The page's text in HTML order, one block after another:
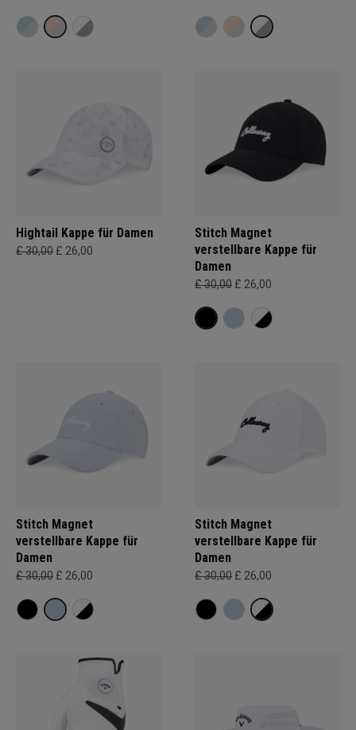
Hightail Kappe für Damen
£ 30,00 £ 26,00
Stitch Magnet
verstellbare Kappe für
Damen
£ 30,00 £ 26,00
Stitch Magnet
verstellbare Kappe für
Damen
£ 30,00 £ 26,00
Stitch Magnet
verstellbare Kappe für
Damen
£ 30,00 £ 26,00